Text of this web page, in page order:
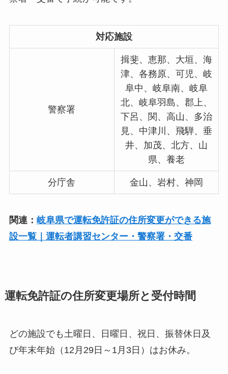
対応施設
警察署
揖斐、恵那、大垣、海
津、各務原、可児、岐
阜中、岐阜南、岐阜
北、岐阜羽島、郡上、
下呂、関、高山、多治
見、中津川、飛騨、垂
井、加茂、北方、山
県、養老
分庁舎 金山、岩村、神岡
関連： 岐阜県で運転免許証の住所変更ができる施
設一覧｜運転者講習センター・警察署・交番
運転免許証の住所変更場所と受付時間
どの施設でも土曜日、日曜日、祝日、振替休日及
び年末年始（12月29日～1月3日）はお休み。